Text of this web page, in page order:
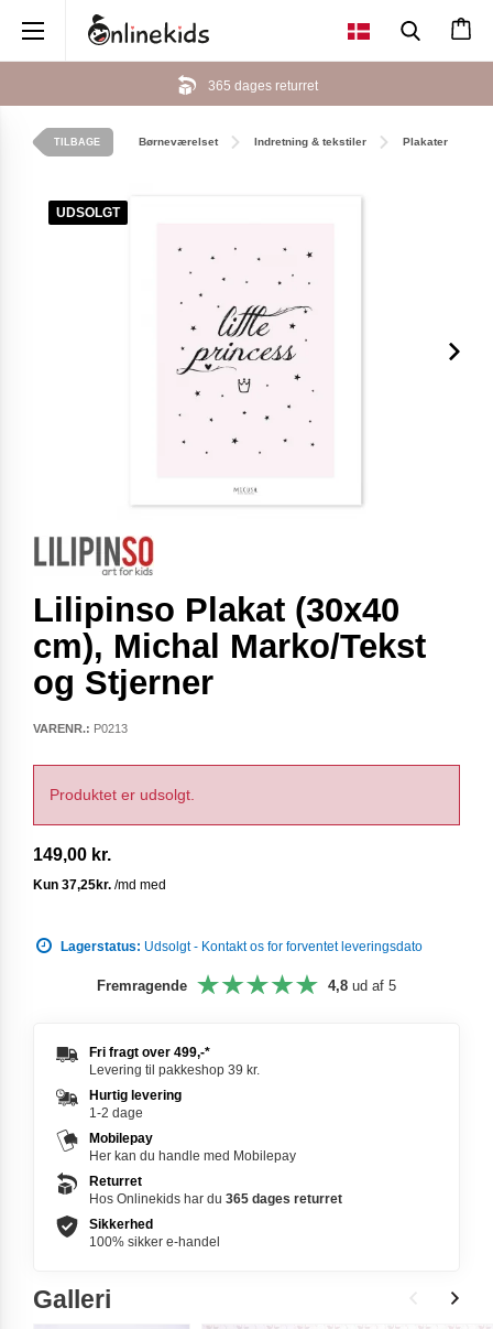
365 dages returret
TILBAGE Børneværelset Indretning & tekstiler Plakater
UDSOLGT
Lilipinso Plakat (30x40
cm), Michal Marko/Tekst
og Stjerner
VARENR.: P0213
Produktet er udsolgt.
149,00 kr.
Lagerstatus: Udsolgt - Kontakt os for forventet leveringsdato
Fremragende 4,8 ud af 5
Fri fragt over 499,-*
Levering til pakkeshop 39 kr.
Hurtig levering
1-2 dage
Mobilepay
Her kan du handle med Mobilepay
Returret
Hos Onlinekids har du 365 dages returret
Sikkerhed
100% sikker e-handel
Galleri